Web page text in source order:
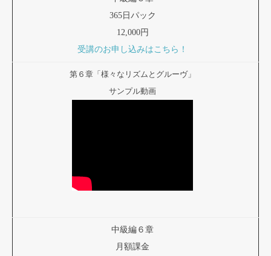
365日パック
12,000円
受講のお申し込みはこちら！
第６章「様々なリズムとグルーヴ」
サンプル動画
中級編６章
月額課金